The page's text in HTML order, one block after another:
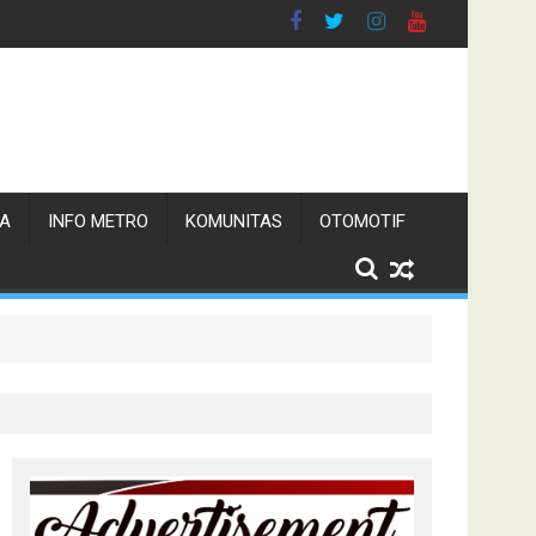
INFO METRO KOMUNITAS OTOMOTIF